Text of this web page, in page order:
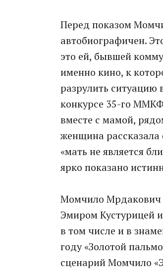
Перед показом
автобиографичен.
это ей, бывшей
именно кино, к
разрулить ситуацию
конкурсе 35-го
вместе с мамой,
женщина рассказала
«мать не является
ярко показано
Момчило Мрдакович
Эмиром Кустурицей
в том числе и в
году «Золотой
сценарий Момчило